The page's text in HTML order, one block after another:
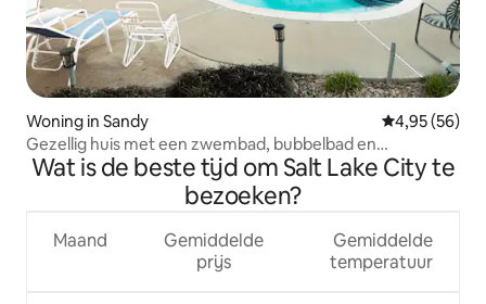
Woning in Sandy Gemiddelde
4,95 (56)
Gezellig huis met een zwembad, bubbelbad en
stoomdouche
Wat is de beste tijd om Salt Lake City te
bezoeken?
Maand
Gemiddelde
prijs
Gemiddelde
temperatuur